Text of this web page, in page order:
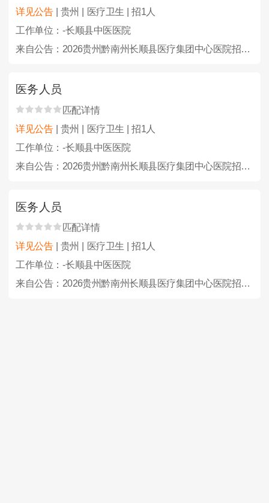
详见公告 | 贵州 | 医疗卫生 | 招1人
工作单位：-长顺县中医医院
来自公告：2026贵州黔南州长顺县医疗集团中心医院招聘备案编制人员24人简章
医务人员
匹配详情
详见公告
| 贵州 | 医疗卫生 | 招1人
工作单位：-长顺县中医医院
来自公告：2026贵州黔南州长顺县医疗集团中心医院招聘备案编制人员24人简章
医务人员
匹配详情
详见公告
| 贵州 | 医疗卫生 | 招1人
工作单位：-长顺县中医医院
来自公告：2026贵州黔南州长顺县医疗集团中心医院招聘备案编制人员24人简章